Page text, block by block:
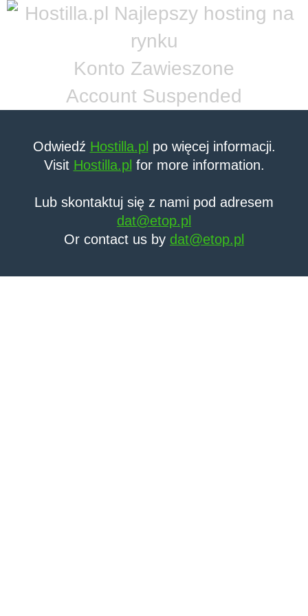
Konto Zawieszone
Account Suspended
Odwiedź Hostilla.pl po więcej informacji.
Visit Hostilla.pl for more information.
Lub skontaktuj się z nami pod adresem
dat@etop.pl
Or contact us by dat@etop.pl